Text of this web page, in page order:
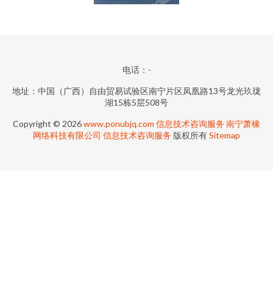
电话：-
地址：中国（广西）自由贸易试验区南宁片区凤凰路13号龙光玖珑
湖15栋5层508号
Copyright © 2026www.ponubjq.com 信息技术咨询服务 南宁萧橡
网络科技有限公司 信息技术咨询服务 版权所有Sitemap